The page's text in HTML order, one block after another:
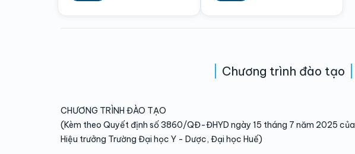
Chương trình đào tạo
CHƯƠNG TRÌNH ĐÀO TẠO
(Kèm theo Quyết định số 3860/QĐ-ĐHYD ngày 15 tháng 7 năm 2025 của
Hiệu trưởng Trường Đại học Y - Dược, Đại học Huế)